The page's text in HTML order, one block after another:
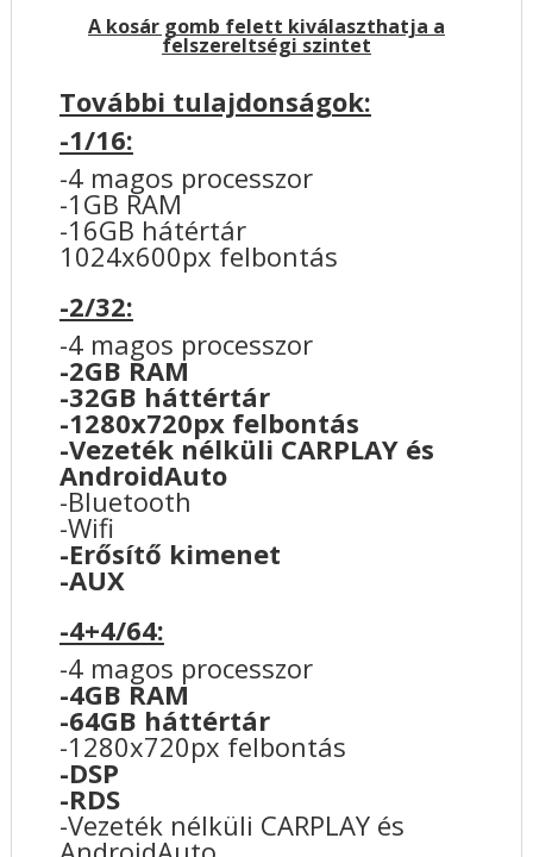
A kosár gomb felett kiválaszthatja a
felszereltségi szintet
További tulajdonságok:
-1/16:
-4 magos processzor
-1GB RAM
-16GB hátértár
1024x600px felbontás
-2/32:
-4 magos processzor
-2GB RAM
-32GB háttértár
-1280x720px felbontás
-Vezeték nélküli CARPLAY és
AndroidAuto
-Bluetooth
-Wifi
-Erősítő kimenet
-AUX
-4+4/64:
-4 magos processzor
-4GB RAM
-64GB háttértár
-1280x720px felbontás
-DSP
-RDS
-Vezeték nélküli CARPLAY és